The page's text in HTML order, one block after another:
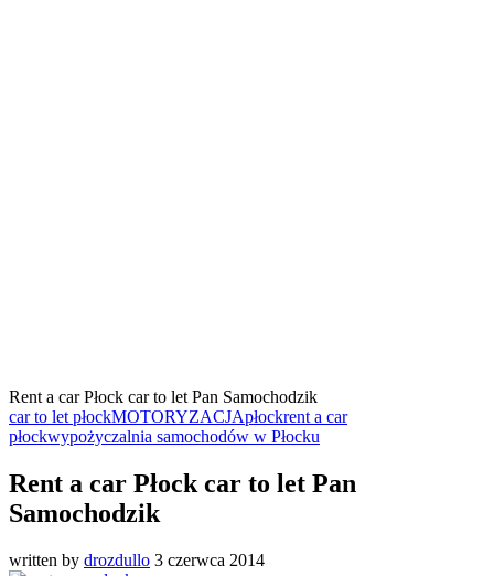
Rent a car Płock car to let Pan Samochodzik
car to let płockMOTORYZACJApłockrent a car
płockwypożyczalnia samochodów w Płocku
Rent a car Płock car to let Pan
Samochodzik
written by drozdullo 3 czerwca 2014